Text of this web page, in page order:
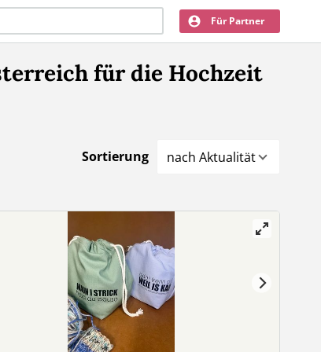
Für Partner
für die Hochzeit
Sortierung nach Aktualität